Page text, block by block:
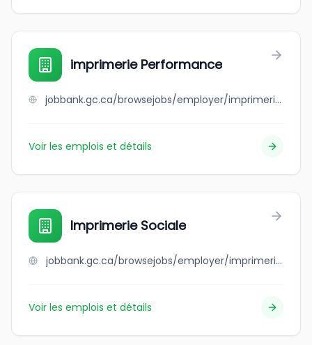
imprimerie Performance
jobbank.gc.ca/browsejobs/employer/imprimerie+performance/ca
Voir les emplois et détails
Imprimerie Sociale
jobbank.gc.ca/browsejobs/employer/imprimerie+sociale/ca
Voir les emplois et détails